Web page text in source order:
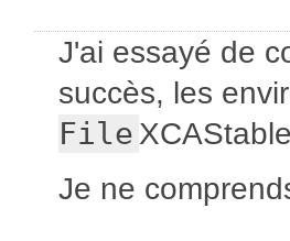
J'ai essayé de
succès, les
File
Je ne